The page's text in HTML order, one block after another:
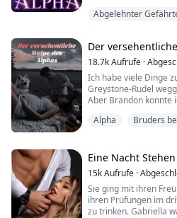
zwischen meinen
****************Ich
Alpha Aiden des
Abgelehnter
Der
18.7kAufrufe ·
Ich habe viele Dinge
Greystone-Rudel
Aber Brandon konnte
als mein Gefährte
hätte ich nie gedacht,
einem One-Night-
Genauso wenig hätte
Alpha Bruders
Eine Nacht Stehen
15kAufrufe ·
Sie ging mit ihren
ihren Prüfungen im
zu trinken. Gabriella